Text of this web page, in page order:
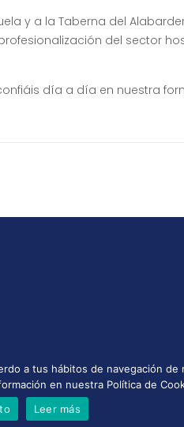
y a la Taberna del
del sector
día a día en nuestra
Cookies Política de calidad
a tus hábitos de navegación
en nuestra Política de
Leer más